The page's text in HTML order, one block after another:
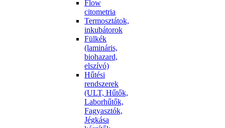
Flow
citometria
Termosztátok,
inkubátorok
Fülkék
(lamináris,
biohazard,
elszívó)
Hűtési
rendszerek
(ULT, Hűtők,
Laborhűtők,
Fagyasztók,
Jégkása